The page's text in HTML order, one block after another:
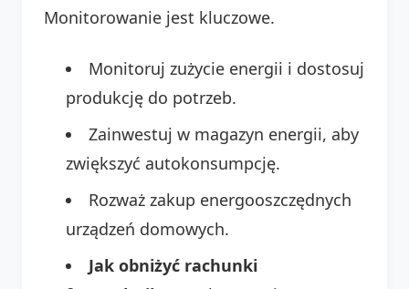
Monitorowanie jest kluczowe.
Monitoruj zużycie energii i dostosuj
produkcję do potrzeb.
Zainwestuj w magazyn energii, aby
zwiększyć autokonsumpcję.
Rozważ zakup energooszczędnych
urządzeń domowych.
Jak obniżyć rachunki